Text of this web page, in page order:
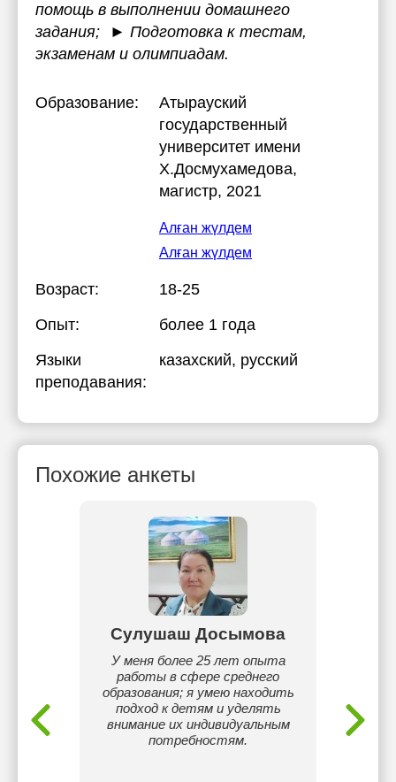
помощь в выполнении домашнего
задания; ► Подготовка к тестам,
экзаменам и олимпиадам.
Образование:
Атырауский
государственный
университет имени
Х.Досмухамедова,
магистр, 2021
Алған жүлдем
Алған жүлдем
Возраст:
18-25
Опыт:
более 1 года
Языки
преподавания:
казахский, русский
Похожие анкеты
язык в
Сулушаш Досымова
У меня более 25 лет опыта
работы в сфере среднего
образования; я умею находить
подход к детям и уделять
внимание их индивидуальным
потребностям.
түсті.
шықты,